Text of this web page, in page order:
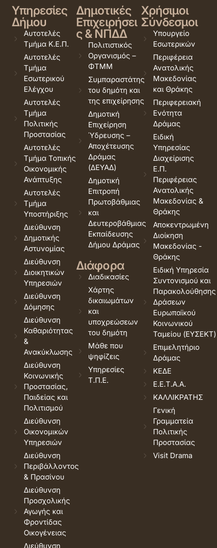
Υπηρεσίες
Δήμου
Αυτοτελές
Τμήμα Κ.Ε.Π.
Αυτοτελές
Τμήμα
Εσωτερικού
Ελέγχου
Αυτοτελές
Τμήμα
Πολιτικής
Προστασίας
Αυτοτελές
Τμήμα Τοπικής
Οικονομικής
Ανάπτυξης
Αυτοτελές
Τμήμα
Υποστήριξης
Διεύθυνση
Δημοτικής
Αστυνομίας
Διεύθυνση
Διοικητικών
Υπηρεσιών
Διεύθυνση
Δόμησης
Διεύθυνση
Καθαριότητας
&
Ανακύκλωσης
Διεύθυνση
Κοινωνικής
Προστασίας,
Παιδείας και
Πολιτισμού
Διεύθυνση
Οικονομικών
Υπηρεσιών
Διεύθυνση
Περιβάλλοντος
& Πρασίνου
Διεύθυνση
Προσχολικής
Αγωγής και
Φροντίδας
Οικογένειας
Διεύθυνση
Δημοτικές
Επιχειρήσει
ς & ΝΠΔΔ
Πολιτιστικός
Οργανισμός –
ΦΤΜΜ
Συμπαραστάτης
του δημότη και
της επιχείρησης
Δημοτική
Επιχείρηση
Ύδρευσης –
Αποχέτευσης
Δράμας
(ΔΕΥΑΔ)
Δημοτική
Επιτροπή
Πρωτοβάθμιας
και
Δευτεροβάθμιας
Εκπαίδευσης
Δήμου Δράμας
Διάφορα
Διαδικασίες
Χάρτης
δικαιωμάτων
και
υποχρεώσεων
του δημότη
Μάθε που
ψηφίζεις
Υπηρεσίες
Τ.Π.Ε.
Χρήσιμοι
Σύνδεσμοι
Υπουργείο
Εσωτερικών
Περιφέρεια
Ανατολικής
Μακεδονίας
και Θράκης
Περιφερειακή
Ενότητα
Δράμας
Ειδική
Υπηρεσίας
Διαχείρισης
Ε.Π.
Περιφέρειας
Ανατολικής
Μακεδονίας &
Θράκης
Αποκεντρωμένη
Διοίκηση
Μακεδονίας -
Θράκης
Ειδική Υπηρεσία
Συντονισμού και
Παρακολούθησης
Δράσεων
Ευρωπαϊκού
Κοινωνικού
Ταμείου (ΕΥΣΕΚΤ)
Επιμελητήριο
Δράμας
ΚΕΔΕ
Ε.Ε.Τ.Α.Α.
ΚΑΛΛΙΚΡΑΤΗΣ
Γενική
Γραμματεία
Πολιτικής
Προστασίας
Visit Drama